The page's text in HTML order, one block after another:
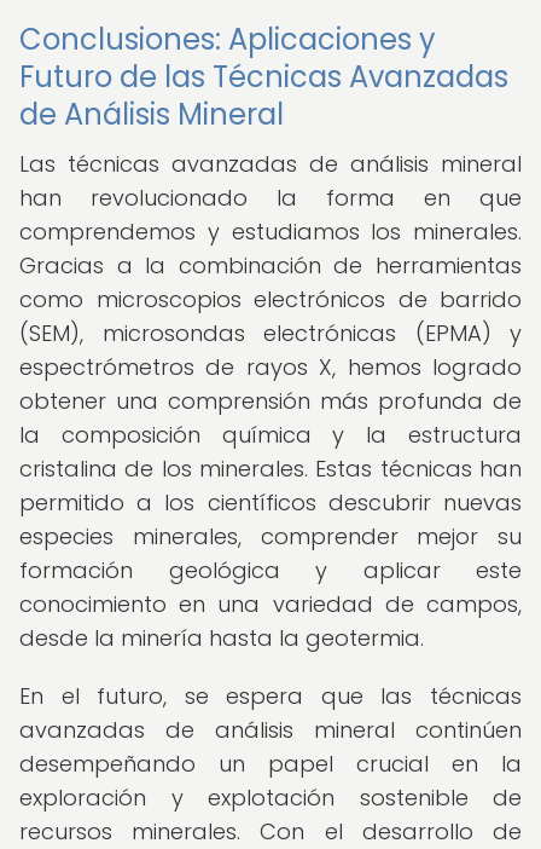
Conclusiones: Aplicaciones y
Futuro de las Técnicas Avanzadas
de Análisis Mineral
Las técnicas avanzadas de análisis mineral
han revolucionado la forma en que
comprendemos y estudiamos los minerales.
Gracias a la combinación de herramientas
como microscopios electrónicos de barrido
(SEM), microsondas electrónicas (EPMA) y
espectrómetros de rayos X, hemos logrado
obtener una comprensión más profunda de
la composición química y la estructura
cristalina de los minerales. Estas técnicas han
permitido a los científicos descubrir nuevas
especies minerales, comprender mejor su
formación geológica y aplicar este
conocimiento en una variedad de campos,
desde la minería hasta la geotermia.
En el futuro, se espera que las técnicas
avanzadas de análisis mineral continúen
desempeñando un papel crucial en la
exploración y explotación sostenible de
recursos minerales. Con el desarrollo de